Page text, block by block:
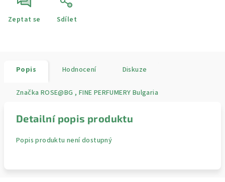
Zeptat se Sdílet
Popis Hodnocení Diskuze
Značka ROSE@BG , FINE PERFUMERY Bulgaria
Detailní popis produktu
Popis produktu není dostupný